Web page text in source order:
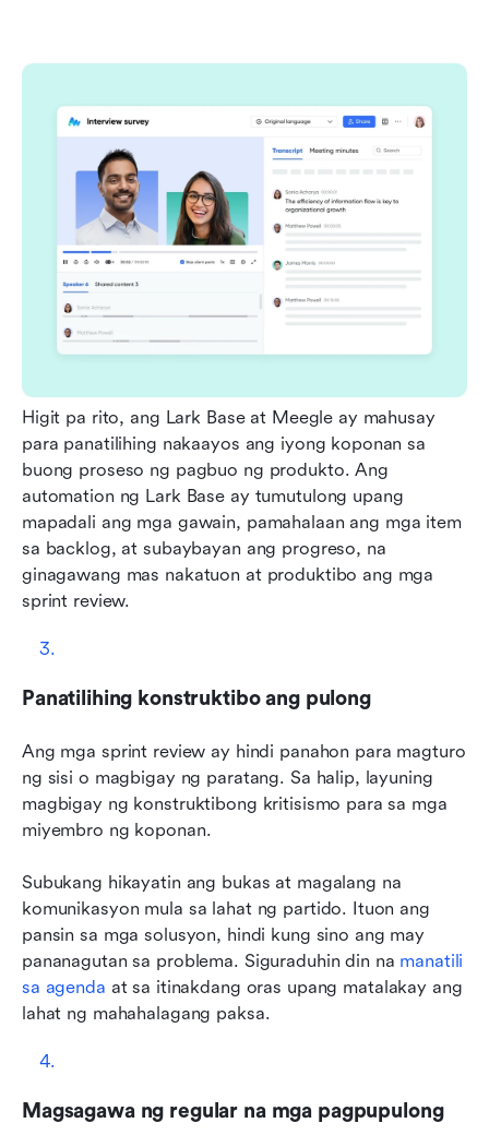
Higit pa rito, ang Lark Base at Meegle ay mahusay
para panatilihing nakaayos ang iyong koponan sa
buong proseso ng pagbuo ng produkto. Ang
automation ng Lark Base ay tumutulong upang
mapadali ang mga gawain, pamahalaan ang mga item
sa backlog, at subaybayan ang progreso, na
ginagawang mas nakatuon at produktibo ang mga
sprint review.
Panatilihing konstruktibo ang pulong
Ang mga sprint review ay hindi panahon para magturo
ng sisi o magbigay ng paratang. Sa halip, layuning
magbigay ng konstruktibong kritisismo para sa mga
miyembro ng koponan.
Subukang hikayatin ang bukas at magalang na
komunikasyon mula sa lahat ng partido. Ituon ang
pansin sa mga solusyon, hindi kung sino ang may
pananagutan sa problema. Siguraduhin din na manatili
sa agenda at sa itinakdang oras upang matalakay ang
lahat ng mahahalagang paksa.
Magsagawa ng regular na mga pagpupulong